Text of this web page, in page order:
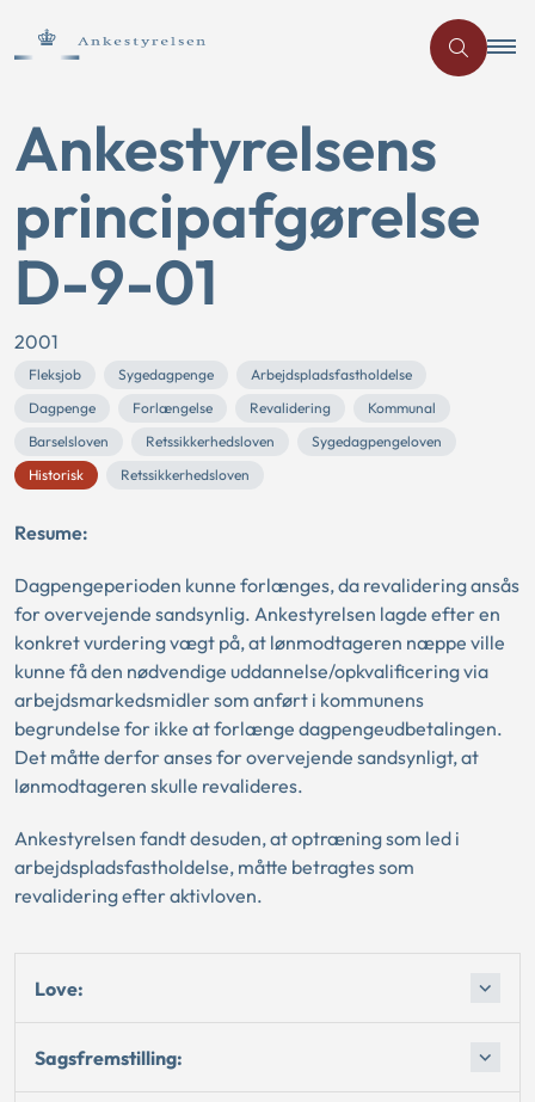
Ankestyrelsens
principafgørelse
D-9-01
2001
Fleksjob Sygedagpenge
Arbejdspladsfastholdelse
Dagpenge
Forlængelse Revalidering
Kommunal
Barselsloven
Retssikkerhedsloven
Sygedagpengeloven
Historisk
Retssikkerhedsloven
Resume:
Dagpengeperioden kunne forlænges, da revalidering ansås
for overvejende sandsynlig. Ankestyrelsen lagde efter en
konkret vurdering vægt på, at lønmodtageren næppe ville
kunne få den nødvendige uddannelse/opkvalificering via
arbejdsmarkedsmidler som anført i kommunens
begrundelse for ikke at forlænge dagpengeudbetalingen.
Det måtte derfor anses for overvejende sandsynligt, at
lønmodtageren skulle revalideres.
Ankestyrelsen fandt desuden, at optræning som led i
arbejdspladsfastholdelse, måtte betragtes som
revalidering efter aktivloven.
Love:
Sagsfremstilling: